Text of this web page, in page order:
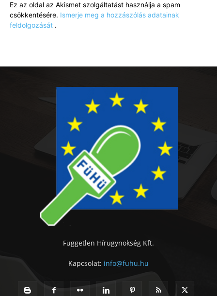
Ez az oldal az Akismet szolgáltatást használja a spam
csökkentésére. Ismerje meg a hozzászólás adatainak
feldolgozását .
Független Hírügynökség Kft.
Kapcsolat: info@fuhu.hu